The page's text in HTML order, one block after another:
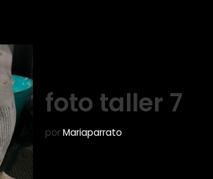
foto taller 7
porMariaparrato